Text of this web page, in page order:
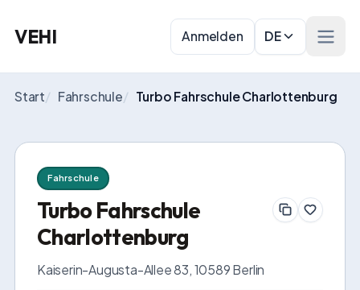
VEHI Anmelden DE
Start/ Fahrschule/ Turbo Fahrschule Charlottenburg
Fahrschule
Turbo Fahrschule
Charlottenburg
Kaiserin-Augusta-Allee 83, 10589 Berlin